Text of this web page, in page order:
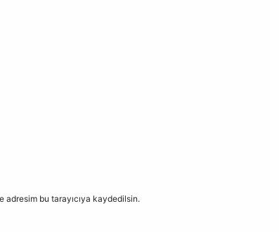
adresim bu tarayıcıya kaydedilsin.